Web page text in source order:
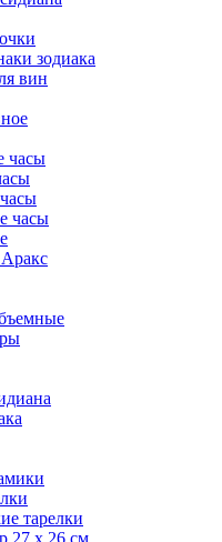
зодиака
вин
часы
часы
тарелки
27 х 26 см